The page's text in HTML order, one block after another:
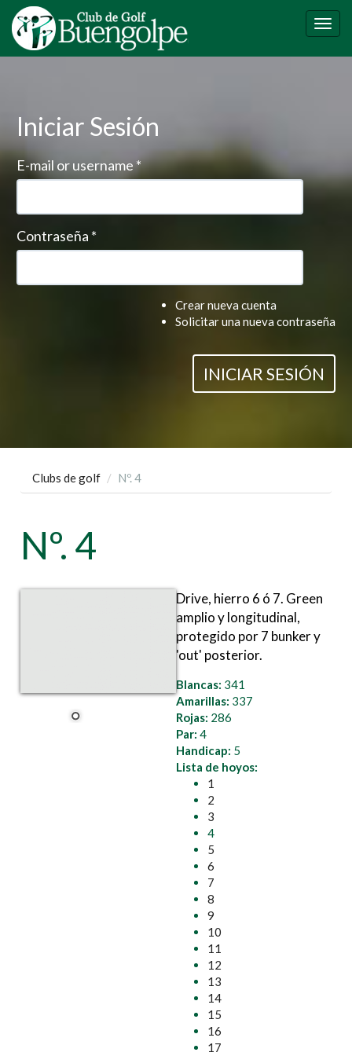
Pasar
contenido
principal
Iniciar Sesión
E-mail or username*
Contraseña *
Crear nueva cuenta
Solicitar una nueva contraseña
INICIAR SESIÓN
Clubs de golf Nº. 4
Nº. 4
Drive, hierro 6 ó 7. Green
amplio y longitudinal,
protegido por 7 bunker y
'out' posterior.
Blancas: 341
Amarillas: 337
Rojas: 286
Par: 4
Handicap: 5
Lista de hoyos:
1
2
3
4
5
6
7
8
9
10
11
12
13
14
15
16
17